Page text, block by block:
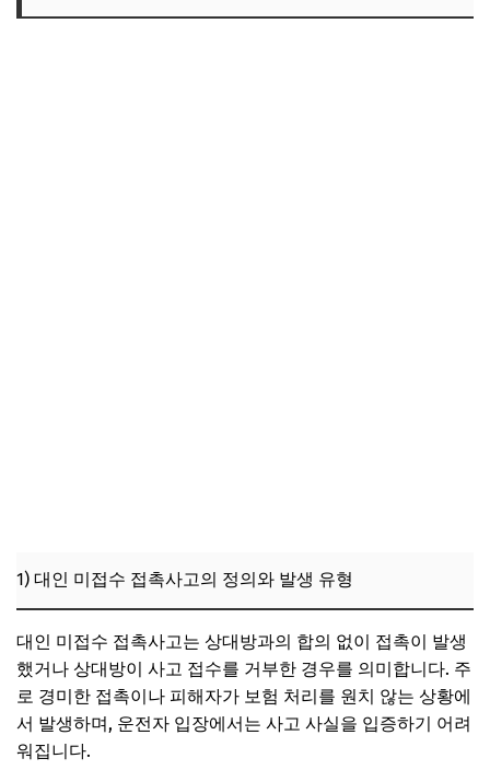
3) 보험금 청구서 작성 오류 및 신분증 미첨부
전략
1) 보험 약관과 담보 조건 철저한 검토
2) 사고 발생 시 증거 확보 및 기록의 체계적 관리
3) 전문가 상담과 보험사 상담 적극 활용
1) 대인 미접수 접촉사고의 정의와 발생 유형
대인 미접수 접촉사고는 상대방과의 합의 없이 접촉이 발생
했거나 상대방이 사고 접수를 거부한 경우를 의미합니다. 주
로 경미한 접촉이나 피해자가 보험 처리를 원치 않는 상황에
서 발생하며, 운전자 입장에서는 사고 사실을 입증하기 어려
워집니다.